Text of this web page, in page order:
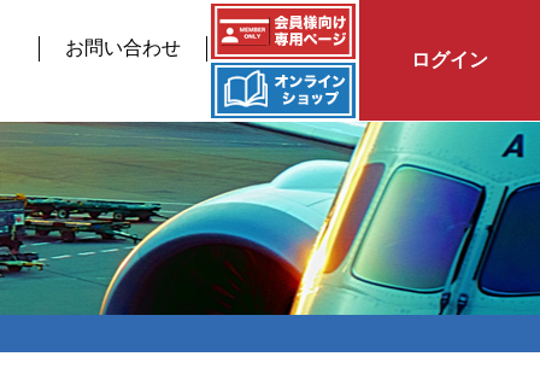
お問い合わせ
ログイン